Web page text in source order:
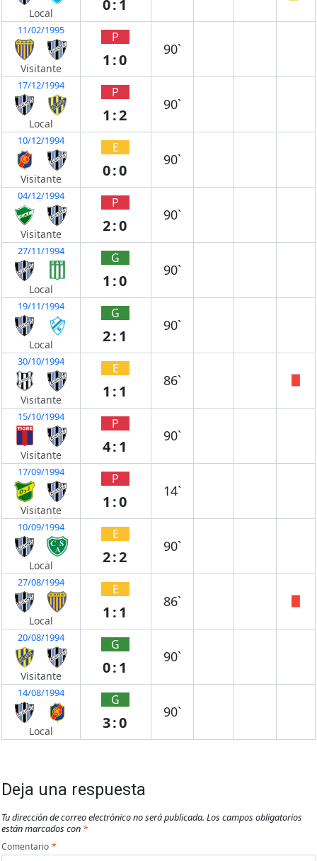
Local 0:1
11/02/1995
Visitante
P
1:0
90`
17/12/1994
Local
P
1:2
90`
10/12/1994
Visitante
E
0:0
90`
04/12/1994
Visitante
P
2:0
90`
27/11/1994
Local
G
1:0
90`
19/11/1994
Local
G
2:1
90`
30/10/1994
Visitante
E
1:1
86`
15/10/1994
Visitante
P
4:1
90`
17/09/1994
Visitante
P
1:0
14`
10/09/1994
Local
E
2:2
90`
27/08/1994
Local
E
1:1
86`
20/08/1994
Visitante
G
0:1
90`
14/08/1994
Local
G
3:0
90`
Deja una respuesta
Tu dirección de correo electrónico no será publicada. Los campos obligatorios
están marcados con *
Comentario *